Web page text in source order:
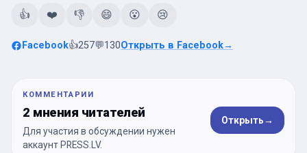
👍 ❤️ 👎 😄 😮 😢
Facebook👍257💬130Открыть в Facebook→
КОММЕНТАРИИ
2 мнения читателей
Для участия в обсуждении нужен
аккаунт PRESS.LV.
Открыть→